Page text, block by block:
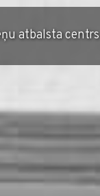
atbalsta centrs